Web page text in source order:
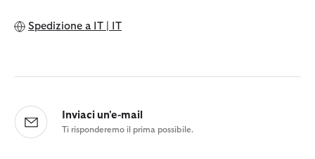
Spedizione a IT | IT
Inviaci un'e-mail
Ti risponderemo il prima possibile.